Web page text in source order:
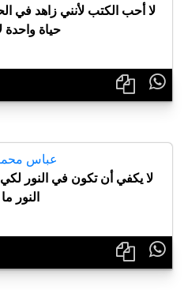
لا أحب الكتب لأنني زاهد في
حياة واحدة

عباس
لا يكفي أن تكون في النور
النور
